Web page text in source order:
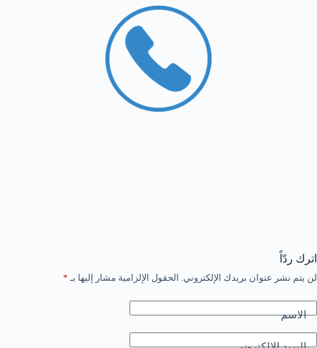
اترك ردّاً
لن يتم نشر عنوان بريدك الإلكتروني. الحقول الإلزامية مشار إليها بـ *
الاسم